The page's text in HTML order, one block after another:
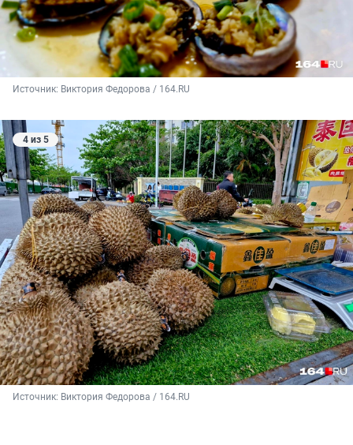
Источник: Виктория Федорова / 164.RU
4 из 5
Источник: Виктория Федорова / 164.RU